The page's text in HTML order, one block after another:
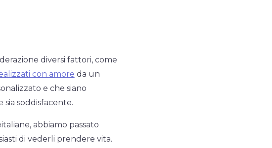
diversi fattori, come
con amore da un
e che siano
soddisfacente.
abbiamo passato
di vederli prendere vita.